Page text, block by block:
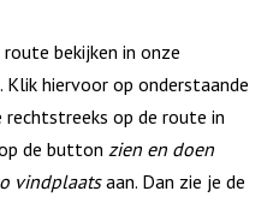
bekijken in onze
hiervoor op onderstaande
op de route in
de button zien en doen
vindplaatsaan. Dan zie je de